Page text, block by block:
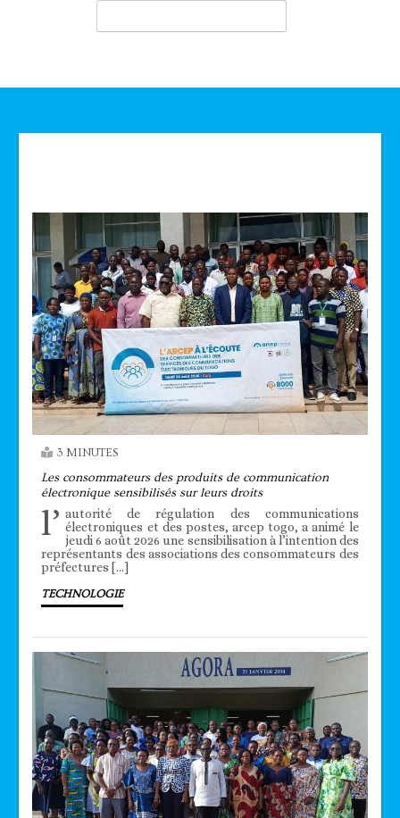
3 MINUTES
Les consommateurs des produits de communication
électronique sensibilisés sur leurs droits
l’ autorité de régulation des communications
électroniques et des postes, arcep togo, a animé le
jeudi 6 août 2026 une sensibilisation à l’intention des
représentants des associations des consommateurs des
préfectures […]
TECHNOLOGIE